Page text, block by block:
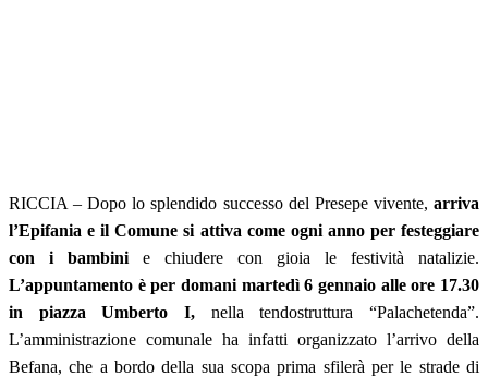
RICCIA – Dopo lo splendido successo del Presepe vivente, arriva
l’Epifania e il Comune si attiva come ogni anno per festeggiare
con i bambini e chiudere con gioia le festività natalizie.
L’appuntamento è per domani martedì 6 gennaio alle ore 17.30
in piazza Umberto I, nella tendostruttura “Palachetenda”.
L’amministrazione comunale ha infatti organizzato l’arrivo della
Befana, che a bordo della sua scopa prima sfilerà per le strade di